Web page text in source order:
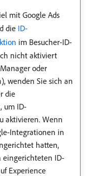
mit Google Ads
die ID-
im Besucher-ID-
nicht aktiviert
oder
wenden Sie sich an
die
um ID-
aktivieren. Wenn
Integrationen in
hatten,
eingerichteten ID-
Experience